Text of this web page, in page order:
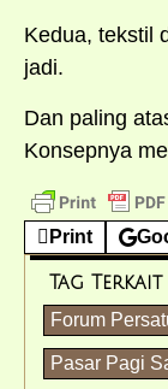
Kedua, tekstil
jadi.
Dan paling
Konsepnya
Print
Tag Terkait
Forum
Pasar Pagi